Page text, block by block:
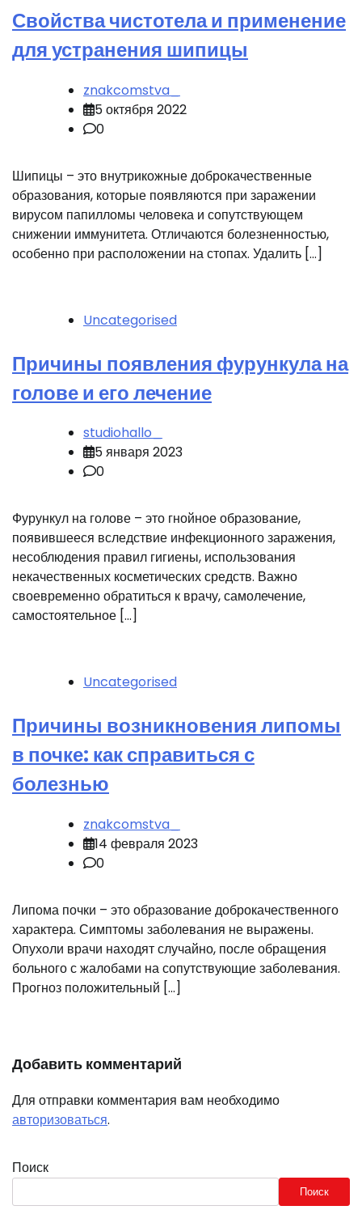
Свойства чистотела и применение
для устранения шипицы
znakcomstva_
5 октября 2022
0
Шипицы – это внутрикожные доброкачественные
образования, которые появляются при заражении
вирусом папилломы человека и сопутствующем
снижении иммунитета. Отличаются болезненностью,
особенно при расположении на стопах. Удалить […]
Uncategorised
Причины появления фурункула на
голове и его лечение
studiohallo_
5 января 2023
0
Фурункул на голове – это гнойное образование,
появившееся вследствие инфекционного заражения,
несоблюдения правил гигиены, использования
некачественных косметических средств. Важно
своевременно обратиться к врачу, самолечение,
самостоятельное […]
Uncategorised
Причины возникновения липомы
в почке: как справиться с
болезнью
znakcomstva_
14 февраля 2023
0
Липома почки – это образование доброкачественного
характера. Симптомы заболевания не выражены.
Опухоли врачи находят случайно, после обращения
больного с жалобами на сопутствующие заболевания.
Прогноз положительный […]
Добавить комментарий
Для отправки комментария вам необходимо
авторизоваться.
Поиск
Поиск